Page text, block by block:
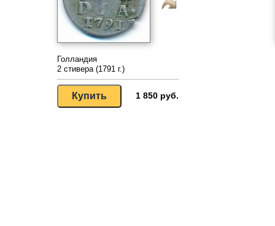
Голландия
2 стивера (1791 г.)
1 850 руб.